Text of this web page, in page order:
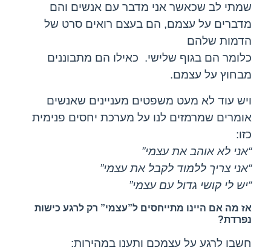
שמתי לב שכאשר אני מדבר עם אנשים והם
מדברים על עצמם, הם בעצם רואים סרט של
הדמות שלהם
כלומר הם בגוף שלישי. כאילו הם מתבוננים
מבחוץ על עצמם.
ויש עוד לא מעט משפטים מעניינים שאנשים
אומרים שמרמזים לנו על מערכת יחסים פנימית
כזו:
“אני לא אוהב את עצמי”
“אני צריך ללמוד לקבל את עצמי”
“יש לי קושי גדול עם עצמי”
אז מה אם היינו מתייחסים ל”עצמי” רק לרגע כישות
נפרדת?
חשבו לרגע על עצמכם ותענו במהירות: